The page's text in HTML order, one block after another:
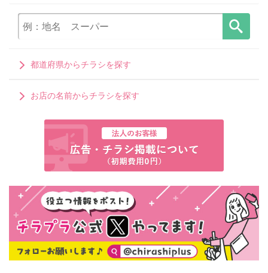
都道府県からチラシを探す
お店の名前からチラシを探す